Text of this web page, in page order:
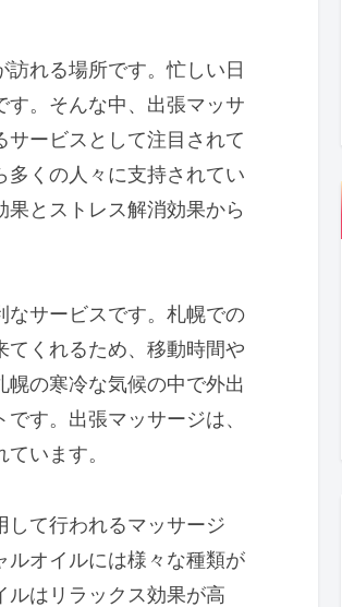
れる場所です。忙しい日
。そんな中、出張マッサ
ービスとして注目されて
くの人々に支持されてい
とストレス解消効果から
なサービスです。札幌での
くれるため、移動時間や
の寒冷な気候の中で外出
す。出張マッサージは、
います。
して行われるマッサージ
ルオイルには様々な種類が
ルはリラックス効果が高